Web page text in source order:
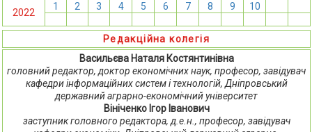
2022
1 2 3 4 5 6 7 8 9 10
Редакційна колегія
Васильєва Наталя Костянтинівна
головний редактор, доктор економічних наук, професор, завідувач
кафедри інформаційних систем і технологій, Дніпровський
державний аграрно-економічний університет
Вініченко Ігор Іванович
заступник головного редактора, д.е.н., професор, завідувач